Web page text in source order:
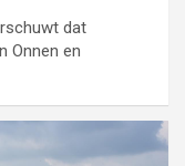
dat
Onnen en